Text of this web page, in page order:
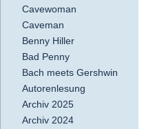
Cavewoman
Caveman
Benny Hiller
Bad Penny
Bach meets Gershwin
Autorenlesung
Archiv 2025
Archiv 2024